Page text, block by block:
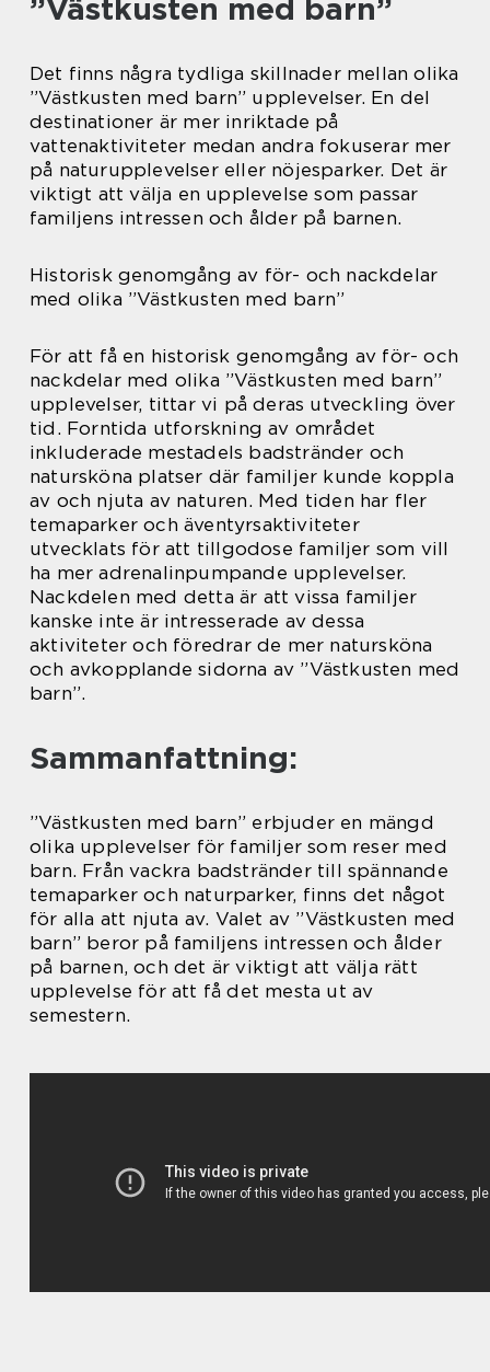
”Västkusten med barn”
Det finns några tydliga skillnader mellan olika
”Västkusten med barn” upplevelser. En del
destinationer är mer inriktade på
vattenaktiviteter medan andra fokuserar mer
på naturupplevelser eller nöjesparker. Det är
viktigt att välja en upplevelse som passar
familjens intressen och ålder på barnen.
Historisk genomgång av för- och nackdelar
med olika ”Västkusten med barn”
För att få en historisk genomgång av för- och
nackdelar med olika ”Västkusten med barn”
upplevelser, tittar vi på deras utveckling över
tid. Forntida utforskning av området
inkluderade mestadels badstränder och
natursköna platser där familjer kunde koppla
av och njuta av naturen. Med tiden har fler
temaparker och äventyrsaktiviteter
utvecklats för att tillgodose familjer som vill
ha mer adrenalinpumpande upplevelser.
Nackdelen med detta är att vissa familjer
kanske inte är intresserade av dessa
aktiviteter och föredrar de mer natursköna
och avkopplande sidorna av ”Västkusten med
barn”.
Sammanfattning:
”Västkusten med barn” erbjuder en mängd
olika upplevelser för familjer som reser med
barn. Från vackra badstränder till spännande
temaparker och naturparker, finns det något
för alla att njuta av. Valet av ”Västkusten med
barn” beror på familjens intressen och ålder
på barnen, och det är viktigt att välja rätt
upplevelse för att få det mesta ut av
semestern.